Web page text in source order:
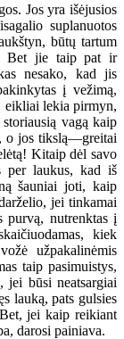
Jos yra išėjusios
suplanuotos
būtų tartum
Bet jie taip pat ir
nesako, kad jis
į vežimą,
eikliai lekia pirmyn,
vagą kaip
o jos tikslą—greitai
Kitaip dėl savo
per laukus, kad iš
šauniai joti, kaip
jei tinkamai
purvą, nutrenktas į
kiek
užpakalinėmis
taip pasimuistys,
jei būsi neatsargiai
lauką, pats gulsies
jei kaip reikiant
darosi painiava.